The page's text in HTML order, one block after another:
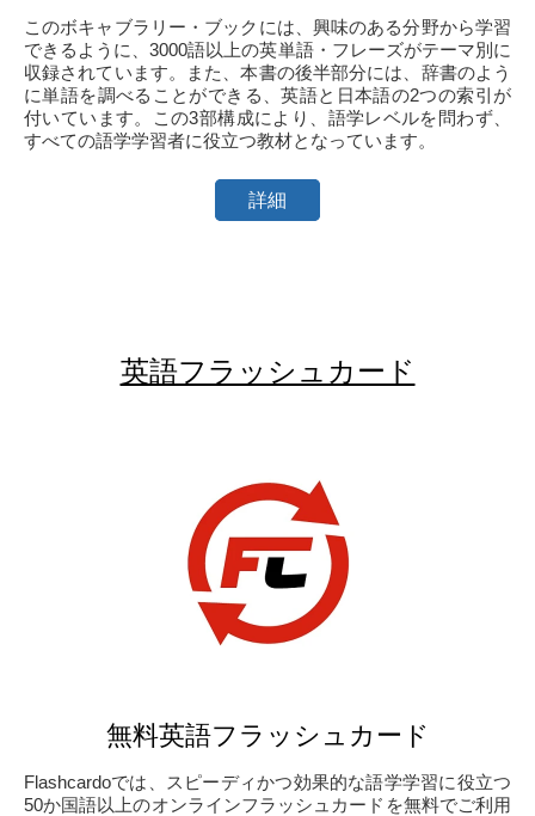
このボキャブラリー・ブックには、興味のある分野から学習
できるように、3000語以上の英単語・フレーズがテーマ別に
収録されています。また、本書の後半部分には、辞書のよう
に単語を調べることができる、英語と日本語の2つの索引が
付いています。この3部構成により、語学レベルを問わず、
すべての語学学習者に役立つ教材となっています。
詳細
英語フラッシュカード
無料英語フラッシュカード
Flashcardoでは、スピーディかつ効果的な語学学習に役立つ
50か国語以上のオンラインフラッシュカードを無料でご利用